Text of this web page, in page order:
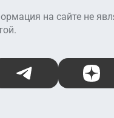
на сайте не
Telegram Дзен